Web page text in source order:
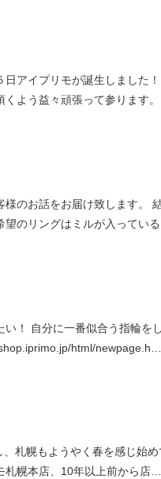
アイプリモが誕生しました
よう益々頑張って参ります
のお話をお届け致します。
のリングはミルが入ってい
！ 自分に一番似合う指輪を
html/newpage.h…
札幌もようやく春を感じ始
札幌本店、10年以上前から店…